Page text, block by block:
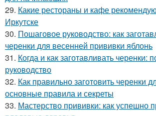
29. Какие рестораны и кафе
Иркутске
30. Пошаговое руководство: как
черенки для весенней прививки яблонь
31. Когда и как заготавливать черенки:
руководство
32. Как правильно заготовить черенки
основные правила и секреты
33. Мастерство прививки: как успешно